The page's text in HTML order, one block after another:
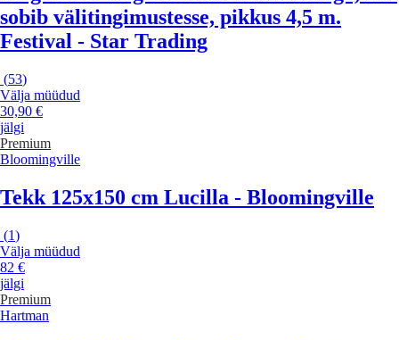
sobib välitingimustesse, pikkus 4,5 m.
Festival - Star Trading
(53)
Välja müüdud
30,90 €
jälgi
Premium
Bloomingville
Tekk 125x150 cm Lucilla - Bloomingville
(1)
Välja müüdud
82 €
jälgi
Premium
Hartman